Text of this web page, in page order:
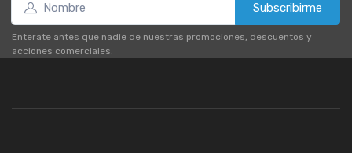
Subscribirme
Enterate antes que nadie de nuestras promociones, descuentos y
acciones comerciales.